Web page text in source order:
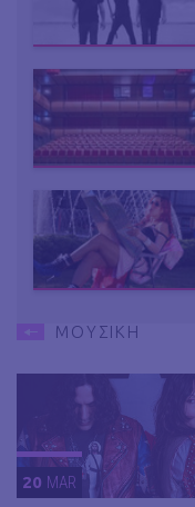
ΜΟΥΣΙΚΗ
20 MAR